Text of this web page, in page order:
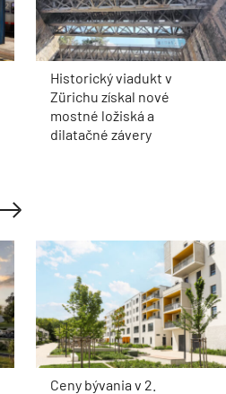
Historický viadukt v
Zürichu získal nové
mostné ložiská a
dilatačné závery
Ceny bývania v 2.